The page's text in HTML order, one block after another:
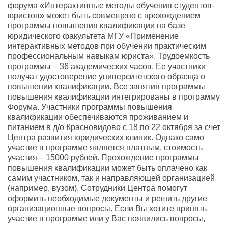
форума «Интерактивные методы обучения студентов-
юристов» может быть совмещено с прохождением
программы повышения квалификации на базе
юридического факультета МГУ «Применение
интерактивных методов при обучении практическим
профессиональным навыкам юриста». Трудоемкость
программы – 36 академических часов. Ее участники
получат удостоверение университетского образца о
повышении квалификации. Все занятия программы
повышения квалификации интегрированы в программу
Форума. Участники программы повышения
квалификации обеспечиваются проживанием и
питанием в д/о Красновидово с 18 по 22 октября за счет
Центра развития юридических клиник. Однако само
участие в программе является платным, стоимость
участия – 15000 рублей. Прохождение программы
повышения квалификации может быть оплачено как
самим участником, так и направляющей организацией
(например, вузом). Сотрудники Центра помогут
оформить необходимые документы и решить другие
организационные вопросы. Если Вы хотите принять
участие в программе или у Вас появились вопросы,